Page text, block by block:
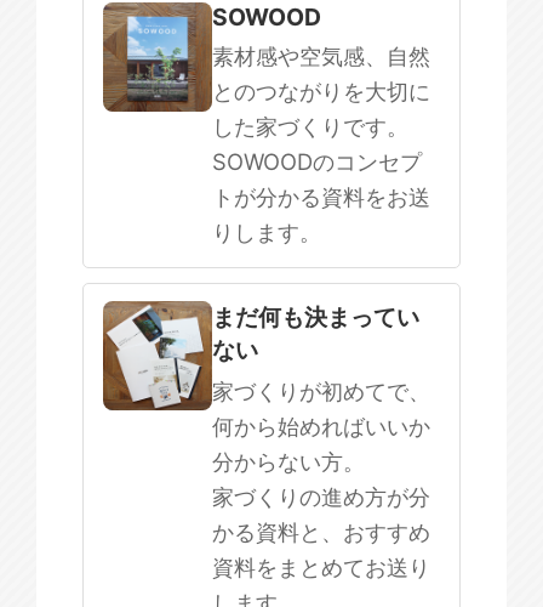
SOWOOD
素材感や空気感、自然
とのつながりを大切に
した家づくりです。
SOWOODのコンセプ
トが分かる資料をお送
りします。
まだ何も決まってい
ない
家づくりが初めてで、
何から始めればいいか
分からない方。
家づくりの進め方が分
かる資料と、おすすめ
資料をまとめてお送り